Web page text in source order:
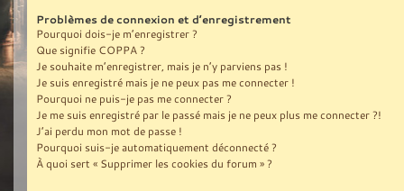
Problèmes de connexion et d’enregistrement
Pourquoi dois-je m’enregistrer ?
Que signifie COPPA ?
Je souhaite m’enregistrer, mais je n’y parviens pas !
Je suis enregistré mais je ne peux pas me connecter !
Pourquoi ne puis-je pas me connecter ?
Je me suis enregistré par le passé mais je ne peux plus me connecter ?!
J’ai perdu mon mot de passe !
Pourquoi suis-je automatiquement déconnecté ?
À quoi sert « Supprimer les cookies du forum » ?